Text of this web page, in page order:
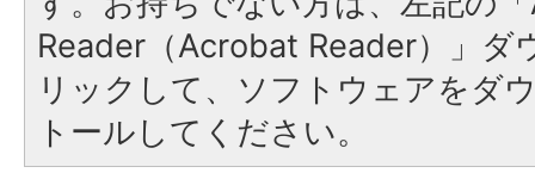
Reader（Acrobat Reader）」ダ
リックして、ソフトウェアをダ
トールしてください。